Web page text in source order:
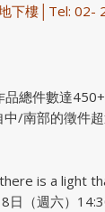
下樓│Tel: 02-
總件數達
/南部的徵件
is a light
（週六）